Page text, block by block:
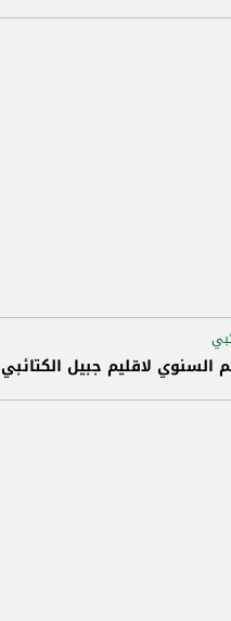
السنوي لاقليم جبيل الكتائبي